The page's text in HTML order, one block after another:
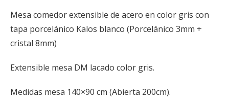
Mesa comedor extensible de acero en color gris con
tapa porcelánico Kalos blanco (Porcelánico 3mm +
cristal 8mm)
Extensible mesa DM lacado color gris.
Medidas mesa 140×90 cm (Abierta 200cm).